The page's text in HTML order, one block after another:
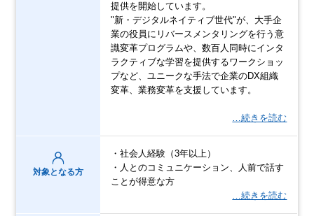
提供を開始しています。
"新・デジタルネイティブ世代"が、大手企
業の役員にリバースメンタリングを行う意
識変革プログラムや、数百人同時にインタ
ラクティブな学習を提供するワークショッ
プなど、ユニークな手法で企業のDX組織
変革、業務変革を支援しています。
…続きを読む
対象となる方
・社会人経験（3年以上）
・人とのコミュニケーション、人前で話す
ことが得意な方
…続きを読む